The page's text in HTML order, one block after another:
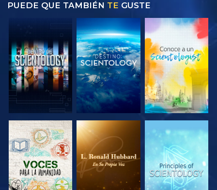
PUEDE QUE TAMBIÉN TE GUSTE
EXPLORA LAS
SERIES
EXPLORA LAS
SERIES
EXPLORA LAS
SERIES